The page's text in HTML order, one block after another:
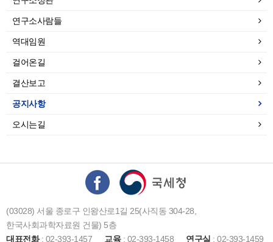
연구소사람들
역대임원
걸어온길
결산보고
공지사항
오시는길
(03028) 서울 종로구 인왕산로1길 25(사직동 304-28,
한국사회과학자료원 건물) 5층
대표전화: 02-393-1457 교육: 02-393-1458 연구실 : 02-393-1459